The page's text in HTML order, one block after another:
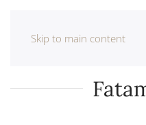
Skip to main content